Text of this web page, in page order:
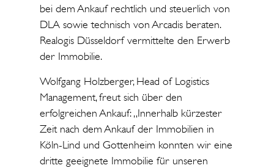
bei dem Ankauf rechtlich und steuerlich von
DLA sowie technisch von Arcadis beraten.
Realogis Düsseldorf vermittelte den Erwerb
der Immobilie.
Wolfgang Holzberger, Head of Logistics
Management, freut sich über den
erfolgreichen Ankauf: „Innerhalb kürzester
Zeit nach dem Ankauf der Immobilien in
Köln-Lind und Gottenheim konnten wir eine
dritte geeignete Immobilie für unseren